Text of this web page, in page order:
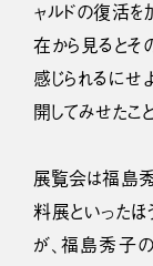
ャルドの復活を
在から見るとそ
感じられるにせ
開してみせたこ
展覧会は福島
料展といったほ
が、福島秀子